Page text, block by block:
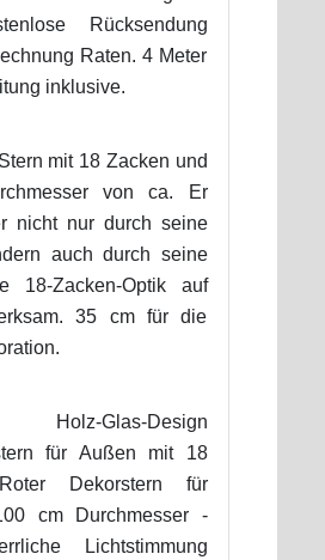
Rücksendung
Raten. 4 Meter
inklusive.
mit 18 Zacken und
von ca. Er
nicht nur durch seine
auch durch seine
18-Zacken-Optik auf
35 cm für die
Glas-Design
für Außen mit 18
Dekorstern für
cm Durchmesser -
Lichtstimmung